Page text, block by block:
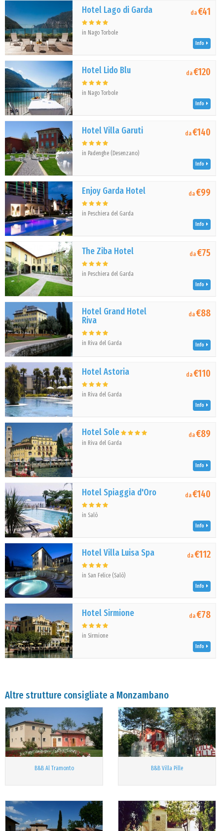
Hotel Lago di Garda
in Nago Torbole
da€41
Info
Hotel Lido Blu
in Nago Torbole
da€120
Info
Hotel Villa Garuti
in Padenghe (Desenzano)
da€140
Info
Enjoy Garda Hotel
in Peschiera del Garda
da€99
Info
The Ziba Hotel
in Peschiera del Garda
da€75
Info
Hotel Grand Hotel
Riva
in Riva del Garda
da€88
Info
Hotel Astoria
in Riva del Garda
da€110
Info
Hotel Sole
in Riva del Garda
da€89
Info
Hotel Spiaggia d'Oro
in Salò
da€140
Info
Hotel Villa Luisa Spa
in San Felice (Salò)
da€112
Info
Hotel Sirmione
in Sirmione
da€78
Info
Altre strutture consigliate a Monzambano
B&B Al Tramonto B&B Villa Pille